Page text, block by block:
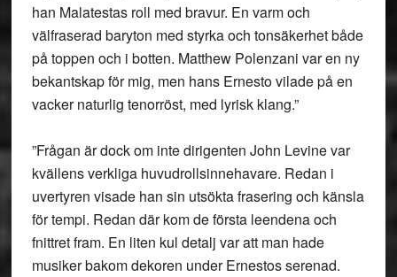
han Malatestas roll med bravur. En varm och
välfraserad baryton med styrka och tonsäkerhet både
på toppen och i botten. Matthew Polenzani var en ny
bekantskap för mig, men hans Ernesto vilade på en
vacker naturlig tenorröst, med lyrisk klang.”
”Frågan är dock om inte dirigenten John Levine var
kvällens verkliga huvudrollsinnehavare. Redan i
uvertyren visade han sin utsökta frasering och känsla
för tempi. Redan där kom de första leendena och
fnittret fram. En liten kul detalj var att man hade
musiker bakom dekoren under Ernestos serenad.